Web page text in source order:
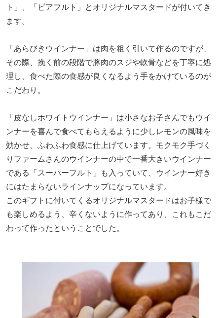
ト」、「ビアフルト」とオリジナルマスタードが付いてき
ます。
「あらびきウインナー」は肉を粗く引いて作るのですが、
その際、挽く前の段階で豚肉のスジや軟骨などを丁寧に処
理し、食べた際の食感が良くなるよう手をかけているのが
こだわり。
「皮なしホワイトウインナー」は小さなお子さんでもウイ
ンナーを喜んで食べてもらえるように少しレモンの風味を
効かせ、ふわふわ食感に仕上げています。モクモク手づく
りファームさんのウインナーの中で一番大きいウインナー
である「スーパーフルト」も入っていて、ウインナー好き
にはたまらないラインナップになっています。
このギフトに付いてくるオリジナルマスタードはお子様で
も楽しめるよう、辛くないように作ってあり、これもこだ
わって作ったということでした。